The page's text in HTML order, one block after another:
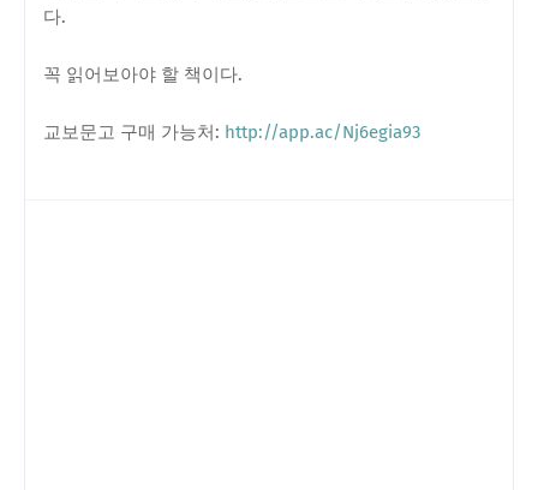
다.
꼭 읽어보아야 할 책이다.
교보문고 구매 가능처: http://app.ac/Nj6egia93